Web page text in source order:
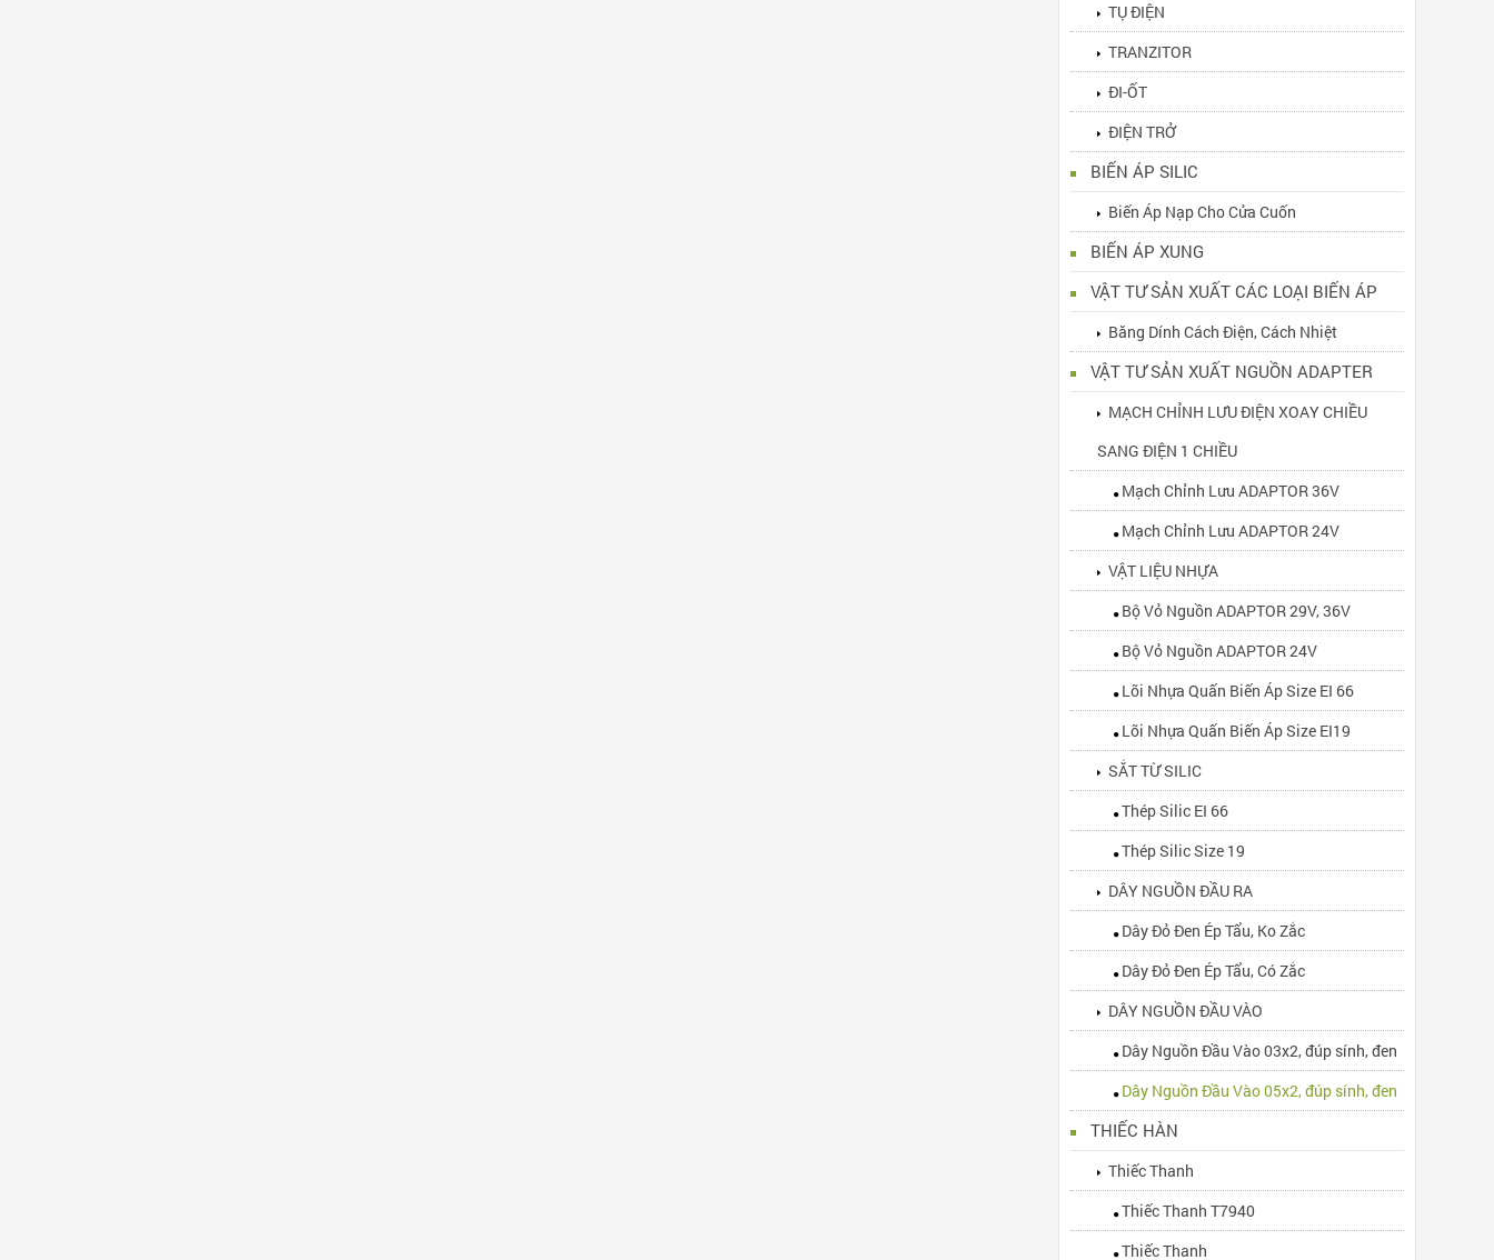
TỤ ĐIỆN
TRANZITOR
ĐI-ỐT
ĐIỆN TRỞ
BIẾN ÁP SILIC
Biến Áp Nạp Cho Cửa Cuốn
BIẾN ÁP XUNG
VẬT TƯ SẢN XUẤT CÁC LOẠI BIẾN ÁP
Băng Dính Cách Điện, Cách Nhiệt
VẬT TƯ SẢN XUẤT NGUỒN ADAPTER
MẠCH CHỈNH LƯU ĐIỆN XOAY CHIỀU
SANG ĐIỆN 1 CHIỀU
Mạch Chỉnh Lưu ADAPTOR 36V
Mạch Chỉnh Lưu ADAPTOR 24V
VẬT LIỆU NHỰA
Bộ Vỏ Nguồn ADAPTOR 29V, 36V
Bộ Vỏ Nguồn ADAPTOR 24V
Lõi Nhựa Quấn Biến Áp Size EI 66
Lõi Nhựa Quấn Biến Áp Size EI19
SẮT TỪ SILIC
Thép Silic EI 66
Thép Silic Size 19
DÂY NGUỒN ĐẦU RA
Dây Đỏ Đen Ép Tẩu, Ko Zắc
Dây Đỏ Đen Ép Tẩu, Có Zắc
DÂY NGUỒN ĐẦU VÀO
Dây Nguồn Đầu Vào 03x2, đúp sính, đen
Dây Nguồn Đầu Vào 05x2, đúp sính, đen
THIẾC HÀN
Thiếc Thanh
Thiếc Thanh T7940
Thiếc Thanh